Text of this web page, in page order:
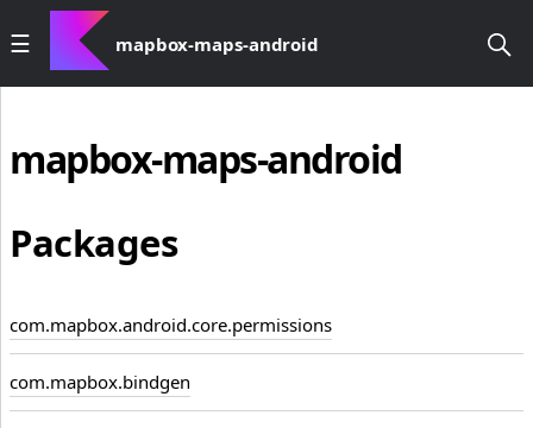
mapbox-maps-android
mapbox-maps-android
Packages
com.mapbox.android.core.permissions
com.mapbox.bindgen